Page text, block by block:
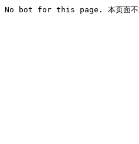
No bot for this page. 本页面不支持